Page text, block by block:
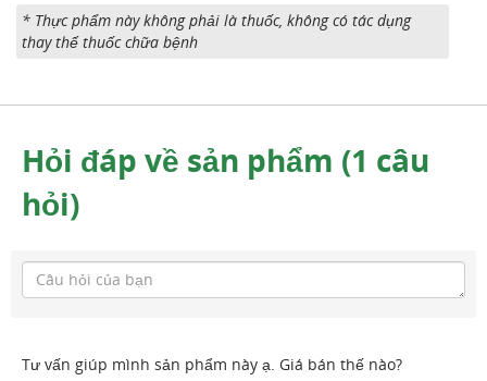
* Thực phẩm này không phải là thuốc, không có tác dụng
thay thế thuốc chữa bệnh
Hỏi đáp về sản phẩm (1 câu
hỏi)
Tư vấn giúp mình sản phẩm này ạ. Giá bán thế nào?